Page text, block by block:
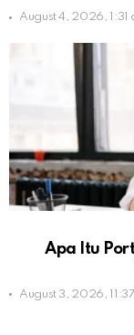
August 4, 2026, 1:31
Apa Itu
August 3, 2026,